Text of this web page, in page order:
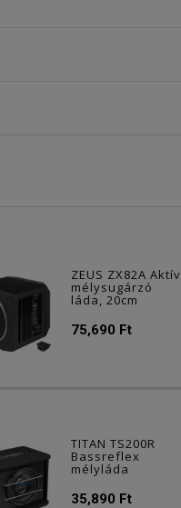
ZEUS ZX82A Aktív
mélysugárzó
láda, 20cm
75,690 Ft
TITAN TS200R
Bassreflex
mélyláda
35,890 Ft